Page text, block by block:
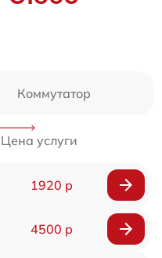
Коммутатор
Цена услуги
1920 р
4500 р